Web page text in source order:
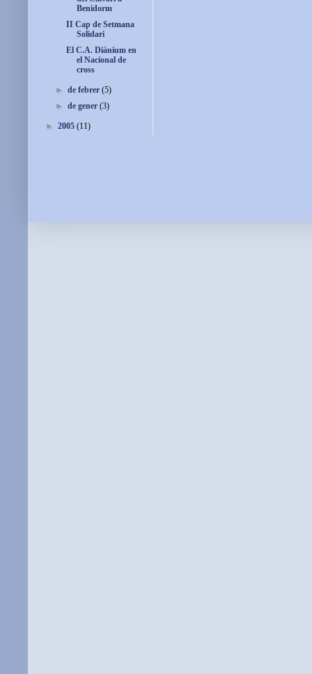
Benidorm
II Cap de Setmana
Solidari
El C.A. Diànium en
el Nacional de
cross
►de febrer(5)
►de gener(3)
► 2005 (11)